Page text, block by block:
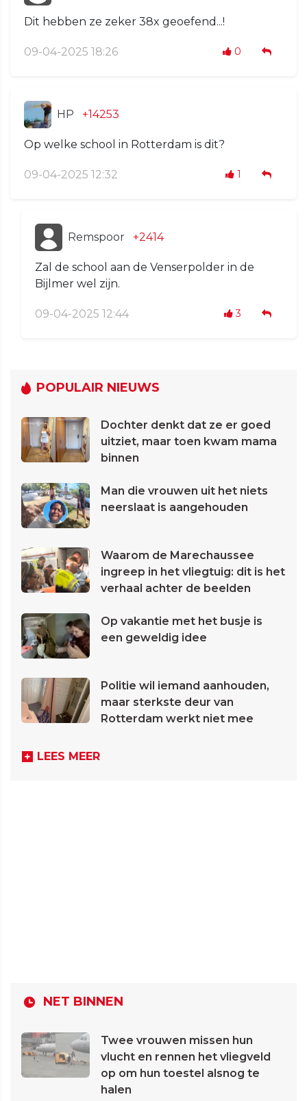
Dit hebben ze zeker 38x geoefend...!
09-04-2025 18:26 0
HP +14253
Op welke school in Rotterdam is dit?
09-04-2025 12:32 1
Remspoor +2414
Zal de school aan de Venserpolder in de
Bijlmer wel zijn.
09-04-2025 12:44 3
POPULAIR NIEUWS
Dochter denkt dat ze er goed
uitziet, maar toen kwam mama
binnen
Man die vrouwen uit het niets
neerslaat is aangehouden
Waarom de Marechaussee
ingreep in het vliegtuig: dit is het
verhaal achter de beelden
Op vakantie met het busje is
een geweldig idee
Politie wil iemand aanhouden,
maar sterkste deur van
Rotterdam werkt niet mee
LEES MEER
NET BINNEN
Twee vrouwen missen hun
vlucht en rennen het vliegveld
op om hun toestel alsnog te
halen